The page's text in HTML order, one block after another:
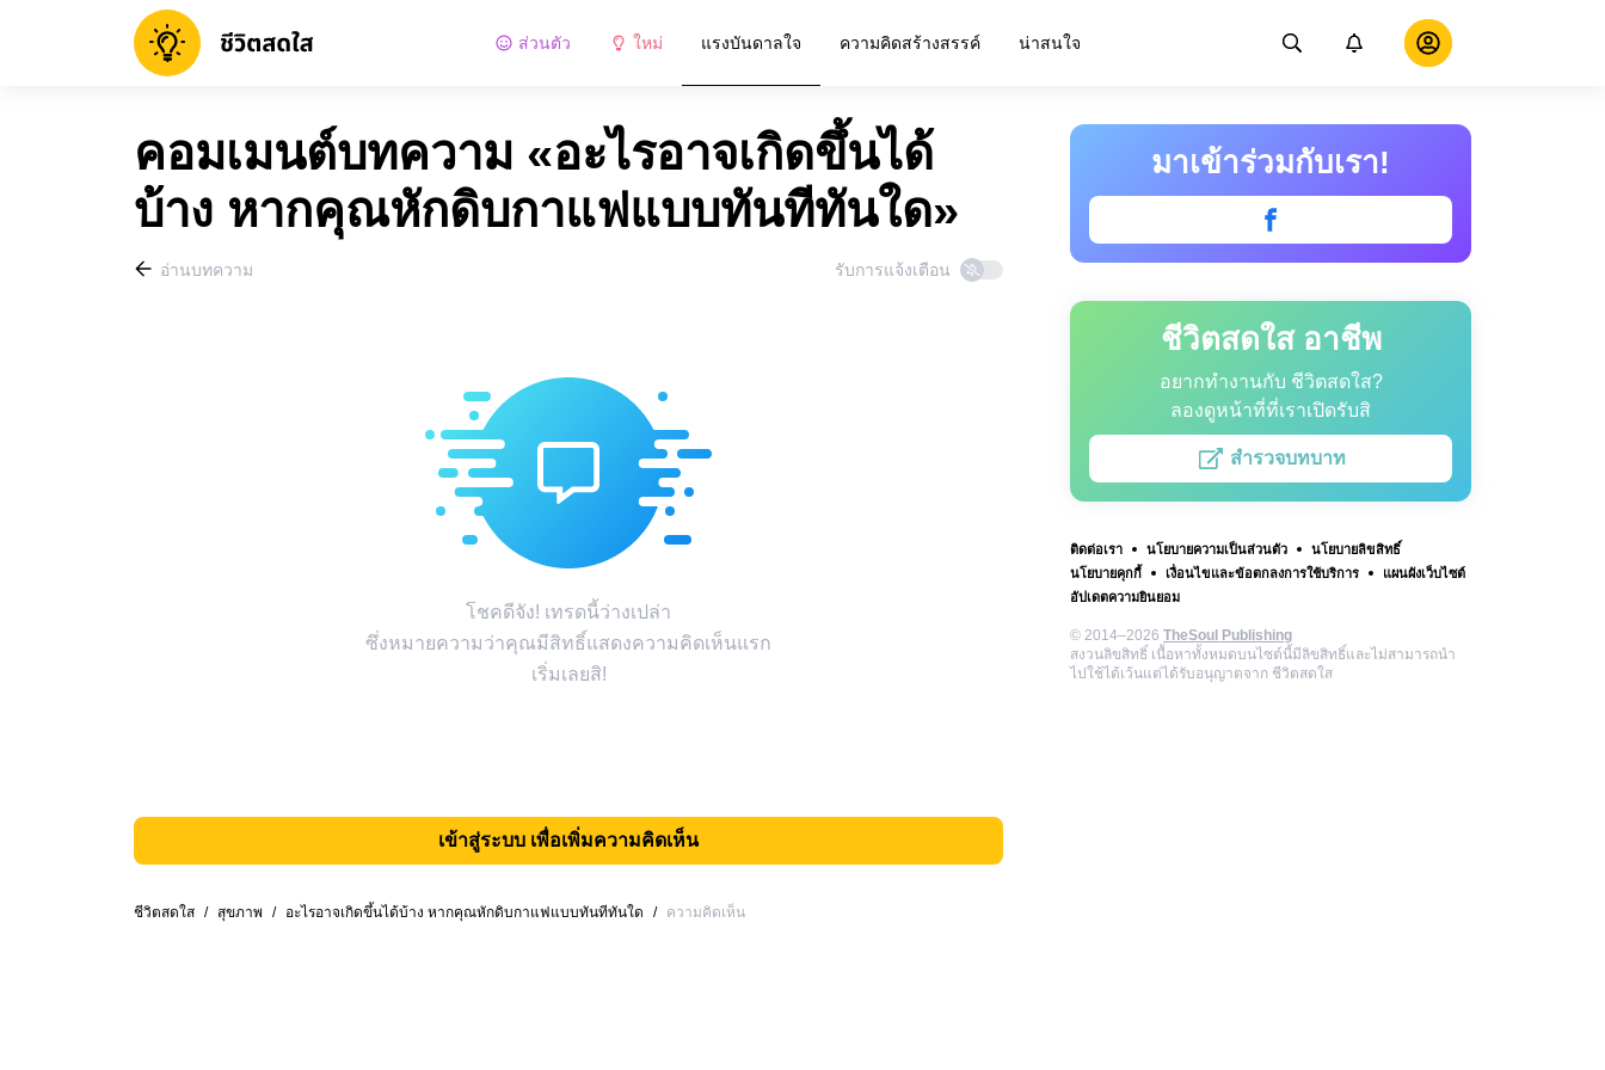
ส่วนตัว ใหม่ แรงบันดาลใจ ความคิดสร้างสรรค์ น่าสนใจ
มาเข้าร่วมกับเรา!
ชีวิตสดใส อาชีพ
อยากทำงานกับ ชีวิตสดใส?
ลองดูหน้าที่ที่เราเปิดรับสิ
สำรวจบทบาท
ติดต่อเรา นโยบายความเป็นส่วนตัว
นโยบายลิขสิทธิ์
นโยบายคุกกี้
เงื่อนไขและข้อตกลงการใช้บริการ
แผนผังเว็บไซต์
อัปเดตความยินยอม
© 2014–2026 TheSoul Publishing
สงวนลิขสิทธิ์ เนื้อหาทั้งหมดบนไซต์นี้มีลิขสิทธิ์และไม่สามารถนำ
ไปใช้ได้เว้นแต่ได้รับอนุญาตจาก ชีวิตสดใส
คอมเมนต์บทความ «อะไรอาจเกิดขึ้นได้
บ้าง หากคุณหักดิบกาแฟแบบทันทีทันใด»
อ่านบทความ รับการแจ้งเตือน
โชคดีจัง! เทรดนี้ว่างเปล่า
ซึ่งหมายความว่าคุณมีสิทธิ์แสดงความคิดเห็นแรก
เริ่มเลยสิ!
เข้าสู่ระบบ เพื่อเพิ่มความคิดเห็น
ชีวิตสดใส / สุขภาพ / อะไรอาจเกิดขึ้นได้บ้าง หากคุณหักดิบกาแฟแบบทันทีทันใด / ความคิดเห็น